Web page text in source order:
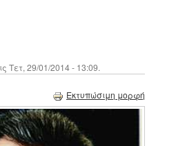
Τετ, 29/01/2014 - 13:09.
Εκτυπώσιμη μορφή